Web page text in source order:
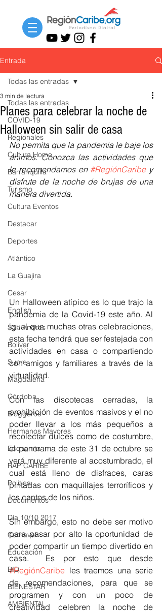
Entrada
Todas las entradas
COVID-19
Regionales
Cultura Home
Barranquilla
Turismo
Cultura Eventos
Destacar
Deportes
Atlántico
La Guajira
Cesar
English
San Andres
Bolívar
Sucre
Magdalena
Córdoba
Bloggeros
Hermanos Mayores
Economía
RAP CARIBE
Política
Documentos
Día 10/10 2017
Carnaval
Educación
BID
BIENESTAR
AMBIENTAL
Todas las entradas
Planes para celebrar la noche de
Halloween sin salir de casa
3 min de lectura
No permita que la pandemia le baje los
ánimos. Conozca las actividades que
le recomendamos en #RegiónCaribe y
disfrute de la noche de brujas de una
manera divertida.
Un Halloween atípico es lo que trajo la
pandemia de la Covid-19 este año. Al
igual que muchas otras celebraciones,
esta fecha tendrá que ser festejada con
actividades en casa o compartiendo
con amigos y familiares a través de la
virtualidad.
Con las discotecas cerradas, la
prohibición de eventos masivos y el no
poder llevar a los más pequeños a
recolectar dulces como de costumbre,
el panorama de este 31 de octubre se
verá muy diferente al acostumbrado, el
cual está lleno de disfraces, caras
pintadas con maquillajes terroríficos y
los cantos de los niños.
Sin embargo, esto no debe ser motivo
para pasar por alto la oportunidad de
poder compartir un tiempo divertido en
#RegiónCaribe les traemos una serie
de recomendaciones, para que se
programen y con un poco de
creatividad celebren la noche de